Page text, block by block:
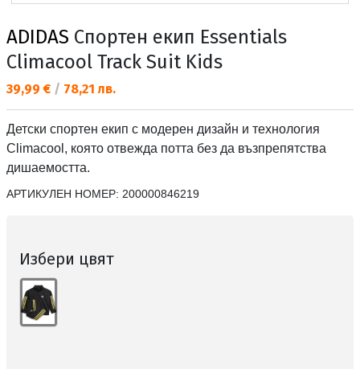
ADIDAS Спортен екип Essentials
Climacool Track Suit Kids
Текуща цена:
39,99 € / 78,21 лв.
Детски спортен екип с модерен дизайн и технология
Climacool, която отвежда потта без да възпрепятства
дишаемостта.
АРТИКУЛЕН НОМЕР: 200000846219
Избери цвят